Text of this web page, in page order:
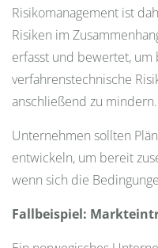
Risikomanagement ist
Risiken im
erfasst und bewertet,
verfahrenstechnische
anschließend zu mindern.
Unternehmen sollten
entwickeln, um bereit
wenn sich die
Fallbeispiel: